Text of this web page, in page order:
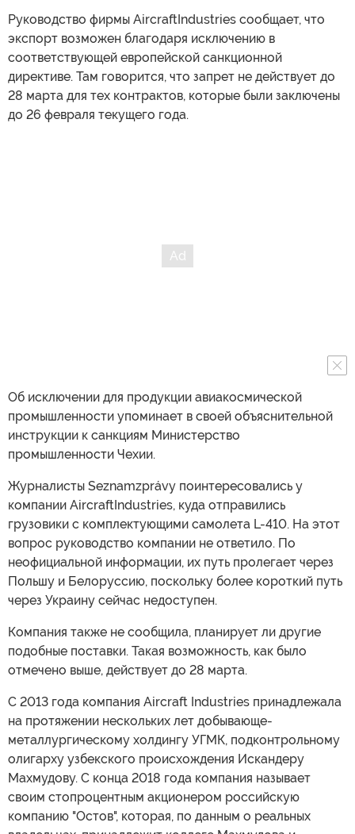
Руководство фирмы AircraftIndustries сообщает, что
экспорт возможен благодаря исключению в
соответствующей европейской санкционной
директиве. Там говорится, что запрет не действует до
28 марта для тех контрактов, которые были заключены
до 26 февраля текущего года.
Об исключении для продукции авиакосмической
промышленности упоминает в своей объяснительной
инструкции к санкциям Министерство
промышленности Чехии.
Журналисты Seznamzprávy поинтересовались у
компании AircraftIndustries, куда отправились
грузовики с комплектующими самолета L-410. На этот
вопрос руководство компании не ответило. По
неофициальной информации, их путь пролегает через
Польшу и Белоруссию, поскольку более короткий путь
через Украину сейчас недоступен.
Компания также не сообщила, планирует ли другие
подобные поставки. Такая возможность, как было
отмечено выше, действует до 28 марта.
С 2013 года компания Aircraft Industries принадлежала
на протяжении нескольких лет добывающе-
металлургическому холдингу УГМК, подконтрольному
олигарху узбекского происхождения Искандеру
Махмудову. С конца 2018 года компания называет
своим стопроцентным акционером российскую
компанию "Остов", которая, по данным о реальных